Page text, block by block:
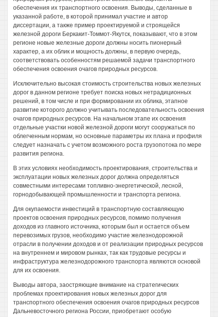
обеспечения их транспортного освоения. Выводы, сделанные в
указанной работе, в которой принимал участие и автор
диссертации, а также пример проектируемой и строящейся
железной дороги Беркакит-Томмот-Якутск, показывают, что в этом
регионе новые железные дороги должны носить пионерный
характер, а их облик и мощность должны, в первую очередь,
соответствовать особенностям решаемой задачи транспортного
обеспечения освоения очагов природных ресурсов.
Исключительно высокая стоимость строительства новых железных
дорог в данном регионе требует поиска новых нетрадиционных
решений, в том числе и при формировании их облика, этапное
развитие которого должно учитывать последовательность освоения
очагов природных ресурсов. На начальном этапе их освоения
отдельные участки новой железной дороги могут сооружаться по
облегченным нормам, но основные параметры их плана и профиля
следует назначать с учетом возможного роста грузопотока по мере
развития региона.
В этих условиях необходимость проектирования, строительства и
эксплуатации новых железных дорог должна определяться
совместными интересами топливно-энергетической, лесной,
горнодобывающей промышленности и транспорта региона.
Для окупаемости инвестиций в транспортную составляющую
проектов освоения природных ресурсов, помимо получения
доходов из главного источника, которым был и остается объем
перевозимых грузов, необходимо участие железнодорожной
отрасли в получении доходов и от реализации природных ресурсов
на внутреннем и мировом рынках, так как трудовые ресурсы и
инфраструктура железнодорожного транспорта являются основой
для их освоения.
Выводы автора, заостряющие внимание на стратегических
проблемах проектирования новых железных дорог для
транспортного обеспечения освоения очагов природных ресурсов
Дальневосточного региона России, приобретают особую